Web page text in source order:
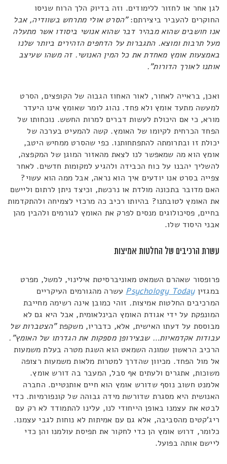
לגן אחר או לחזור ללימודים. וזה בדיוק הלך הרוח שניסו
החוקרים להעביר ביצירתם:"הסרט אולי מתרחש בשוודיה, אבל
אנו חושבים שהוא מבהיר דבר שהוא אנושי ביסודו אשר מתעלה
מעל תרבות ומוצא. התגברות על הדחפים הזהירים ביותר שלנו
באמצעות אומץ מאחדת את כל המין האנושי. זה משהו שעיצב
אותנו לאורך הדורות".
ואכן, בראייה לאחור, לאור האחוז הגבוה של הקופצים, הסרט
למעשה מתעד אומץ ולא פחד. נהוג לומר שאומץ אינו היעדר
מורא, כי אם היכולת לעשות דברים למרות החשש. נוכחותו של
הפחד הכרחית לקיומו של האומץ. קשה להמעיט בערכה של
יכולת זו ובתרומתה להתפתחותנו. כפי שהסרט ממחיש היטב,
אומץ הוא מה שמאפשר לנו לצאת מהאזור המוגן של המקפצה,
להשליך יהבנו על כוח הכבידה ולהגיע למקומות חדשים. לאחר
צפייה בסרט אנו יודעים איך הוא נראה, אבל ממה הוא עשוי?
האם מדובר בתכונה מולדת או נרכשת, וכיצד ניתן לרתום וליישם
את האומץ לטובתנו? בהיותו רכיב כה מרכזי לצמיחה ולהתקדמות
בחיים, פסיכולוגים מנסים לפרק את האומץ לגורמים ולהבין מהן
אבני היסוד שלו.
עשרת הרכיבים של החלטות אמיצות
פרופסור שאהרם השמאט מאוניברסיטת אילינוי, למשל, מפרט
במגזיןPsychology Today עשרה מהגורמים העיקריים
המרכיבים החלטות אמיצות. זוהי כמובן אינה רשימה מחייבת
המונפקת על ידי אגודת האומץ הבינלאומית, אבל היא גם לא
מבוססת על דעתו האישית, אלא, כדבריו, משקפת"הצטברות של
עבודות אקדמאיות… שבצירופן מספקות את הגדרתו של האומץ".
הרכיב הראשון שמונה השמאט הוא השגת מטרה בעלת משמעות
אל מול הפחד. מכיוון שהדרך למטרות מלאות משמעות רצופה
משוכות, אתגרים ולעתים אף סבל, המעבר בה דורש אומץ.
אלמנט חשוב נוסף שדורש אומץ הוא חיים אותנטיים. החברה
האנושית היא מסגרת שדורשת מידה גבוהה של קונפורמיות. כדי
לבטא את עצמנו באופן הייחודי לנו, עלינו להתמודד לא רק עם
ריג'קטים מהסביבה, אלא גם עם אמיתות לא נוחות לגבי עצמנו.
כלומר, דרוש אומץ הן כדי לחקור את תפיסת עולמנו והן כדי
ליישם אותה בפועל.